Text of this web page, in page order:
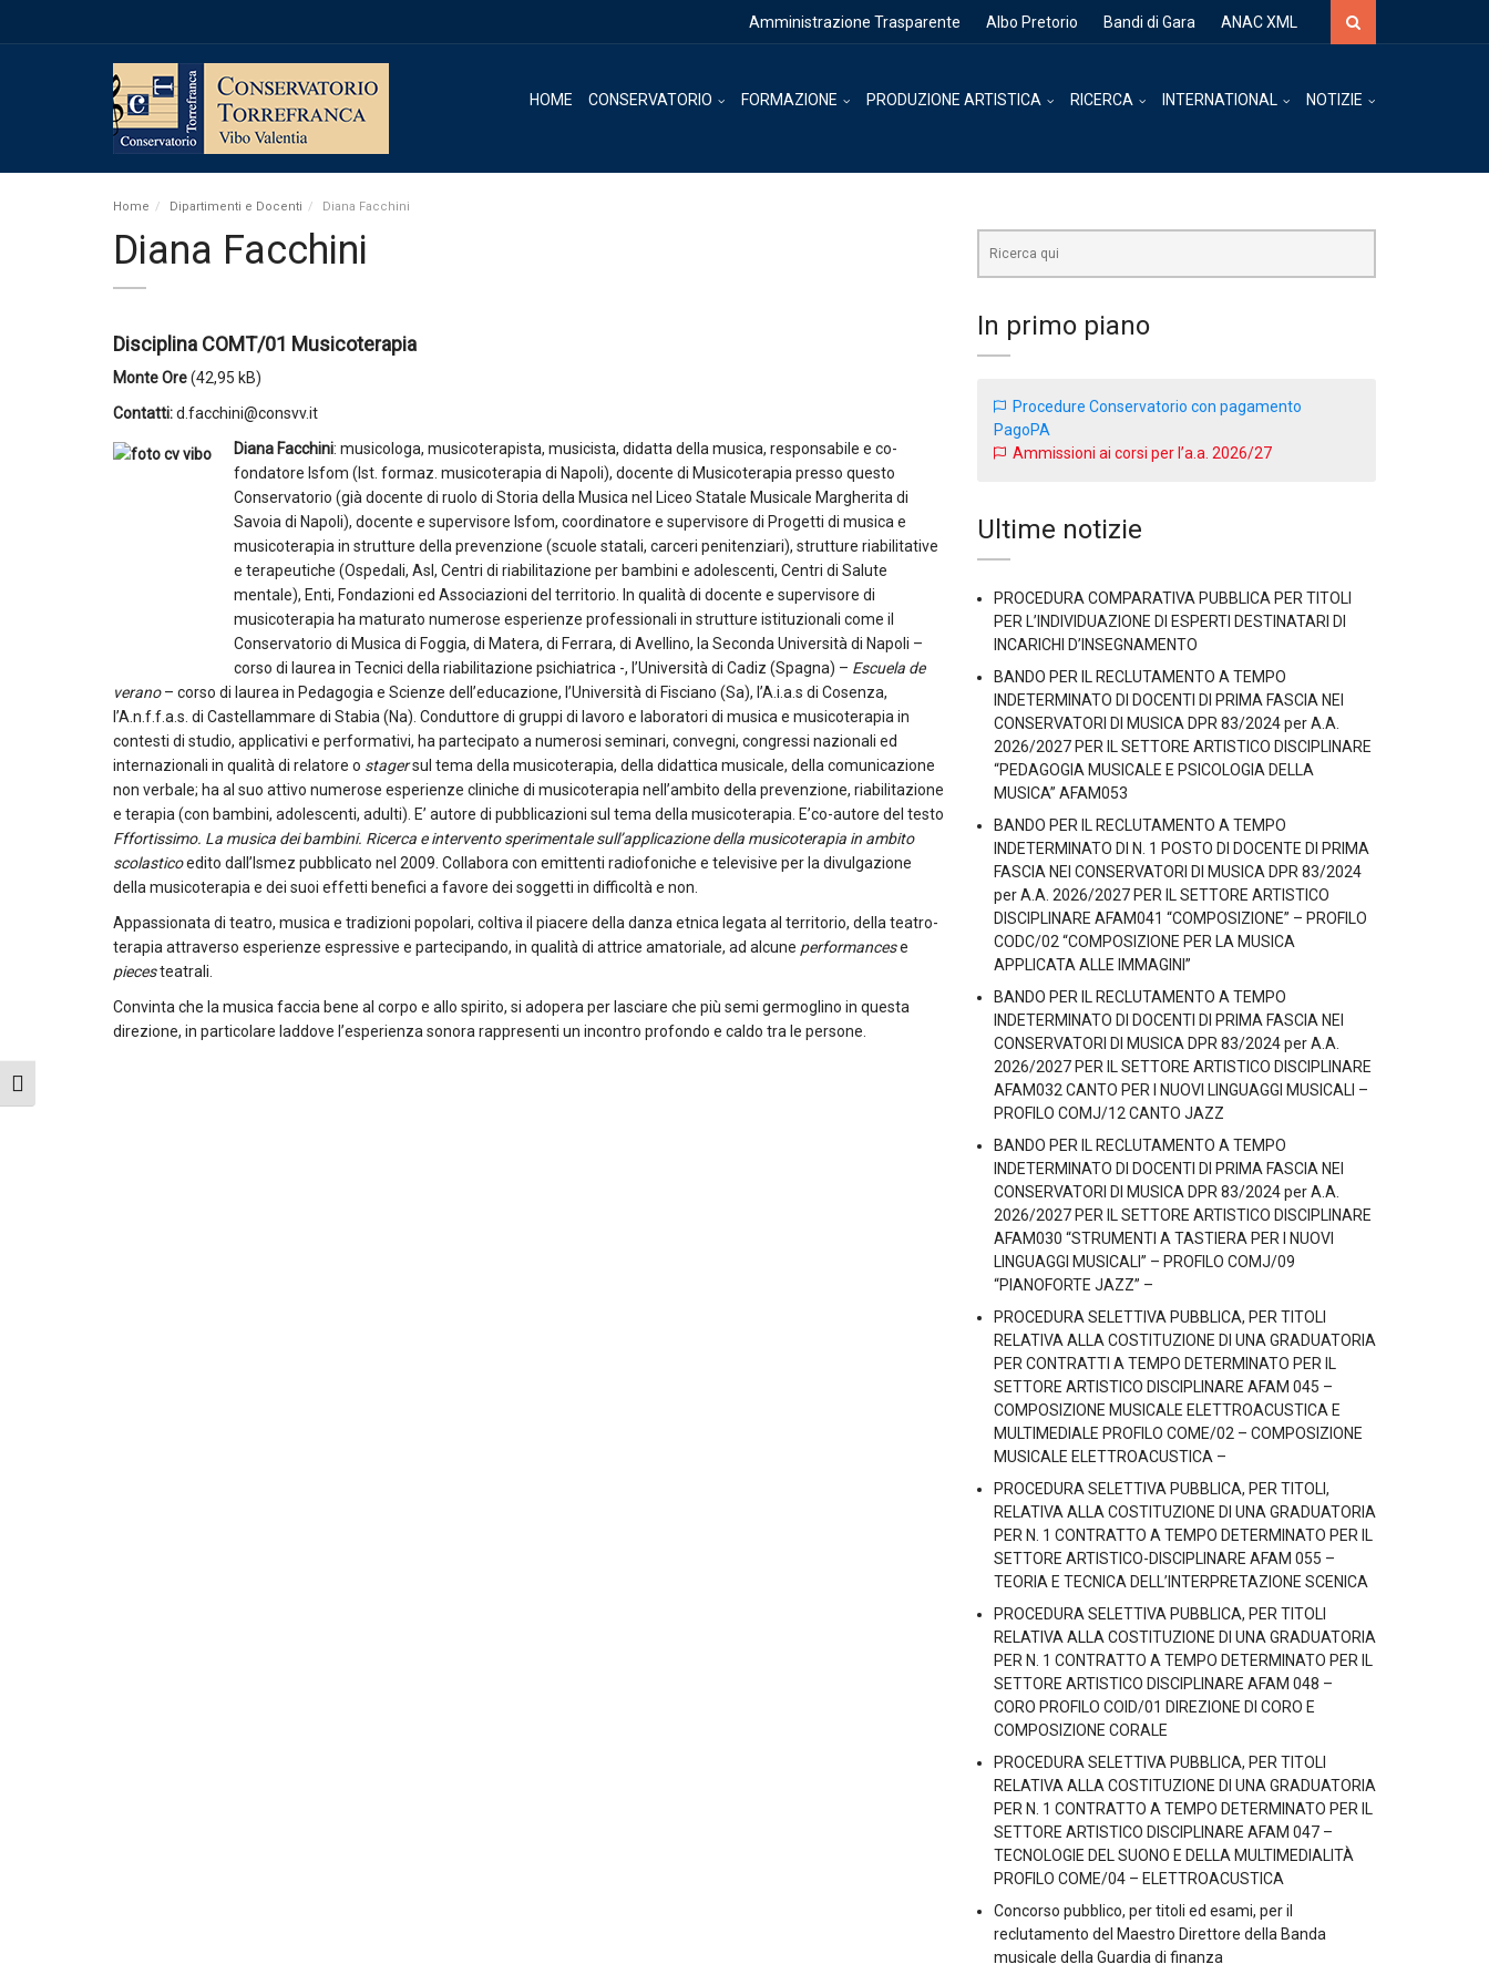
Attiva/disattiva dimensione testo
Cerca
Amministrazione Trasparente Albo Pretorio Bandi di Gara ANAC XML
HOME CONSERVATORIO FORMAZIONE PRODUZIONE ARTISTICA RICERCA INTERNATIONAL NOTIZIE
Home Dipartimenti e Docenti Diana Facchini
Diana Facchini
Disciplina COMT/01 Musicoterapia
MonteOre
Contatti:d.facchini@consvv.it
Diana Facchini: musicologa, musicoterapista, musicista, didatta della musica, responsabile e co-
fondatore Isfom (Ist. formaz. musicoterapia di Napoli), docente di Musicoterapia presso questo
Conservatorio (già docente di ruolo di Storia della Musica nel Liceo Statale Musicale Margherita di
Savoia di Napoli), docente e supervisore Isfom, coordinatore e supervisore di Progetti di musica e
musicoterapia in strutture della prevenzione (scuole statali, carceri penitenziari), strutture riabilitative
e terapeutiche (Ospedali, Asl, Centri di riabilitazione per bambini e adolescenti, Centri di Salute
mentale), Enti, Fondazioni ed Associazioni del territorio. In qualità di docente e supervisore di
musicoterapia ha maturato numerose esperienze professionali in strutture istituzionali come il
Conservatorio di Musica di Foggia, di Matera, di Ferrara, di Avellino, la Seconda Università di Napoli –
corso di laurea in Tecnici della riabilitazione psichiatrica -, l’Università di Cadiz (Spagna) – Escuela de
verano– corso di laurea in Pedagogia e Scienze dell’educazione, l’Università di Fisciano (Sa), l’A.i.a.s di Cosenza,
l’A.n.f.f.a.s. di Castellammare di Stabia (Na). Conduttore di gruppi di lavoro e laboratori di musica e musicoterapia in
contesti di studio, applicativi e performativi, ha partecipato a numerosi seminari, convegni, congressi nazionali ed
internazionali in qualità di relatore o stagersul tema della musicoterapia, della didattica musicale, della comunicazione
non verbale; ha al suo attivo numerose esperienze cliniche di musicoterapia nell’ambito della prevenzione, riabilitazione
e terapia (con bambini, adolescenti, adulti). E’ autore di pubblicazioni sul tema della musicoterapia. E’co-autore del testo
Fffortissimo. La musica dei bambini. Ricerca e intervento sperimentale sull’applicazione della musicoterapia in ambito
scolasticoedito dall’Ismez pubblicato nel 2009. Collabora con emittenti radiofoniche e televisive per la divulgazione
della musicoterapia e dei suoi effetti benefici a favore dei soggetti in difficoltà e non.
Appassionata di teatro, musica e tradizioni popolari, coltiva il piacere della danza etnica legata al territorio, della teatro-
terapia attraverso esperienze espressive e partecipando, in qualità di attrice amatoriale, ad alcune performancese
piecesteatrali.
Convinta che la musica faccia bene al corpo e allo spirito, si adopera per lasciare che più semi germoglino in questa
direzione, in particolare laddove l’esperienza sonora rappresenti un incontro profondo e caldo tra le persone.
In primo piano
Procedure Conservatorio con pagamento
PagoPA
Ammissioni ai corsi per l’a.a. 2026/27
Ultime notizie
PROCEDURA COMPARATIVA PUBBLICA PER TITOLI
PER L’INDIVIDUAZIONE DI ESPERTI DESTINATARI DI
INCARICHI D’INSEGNAMENTO
BANDO PER IL RECLUTAMENTO A TEMPO
INDETERMINATO DI DOCENTI DI PRIMA FASCIA NEI
CONSERVATORI DI MUSICA DPR 83/2024 per A.A.
2026/2027 PER IL SETTORE ARTISTICO DISCIPLINARE
“PEDAGOGIA MUSICALE E PSICOLOGIA DELLA
MUSICA” AFAM053
BANDO PER IL RECLUTAMENTO A TEMPO
INDETERMINATO DI N. 1 POSTO DI DOCENTE DI PRIMA
FASCIA NEI CONSERVATORI DI MUSICA DPR 83/2024
per A.A. 2026/2027 PER IL SETTORE ARTISTICO
DISCIPLINARE AFAM041 “COMPOSIZIONE” – PROFILO
CODC/02 “COMPOSIZIONE PER LA MUSICA
APPLICATA ALLE IMMAGINI”
BANDO PER IL RECLUTAMENTO A TEMPO
INDETERMINATO DI DOCENTI DI PRIMA FASCIA NEI
CONSERVATORI DI MUSICA DPR 83/2024 per A.A.
2026/2027 PER IL SETTORE ARTISTICO DISCIPLINARE
AFAM032 CANTO PER I NUOVI LINGUAGGI MUSICALI –
PROFILO COMJ/12 CANTO JAZZ
BANDO PER IL RECLUTAMENTO A TEMPO
INDETERMINATO DI DOCENTI DI PRIMA FASCIA NEI
CONSERVATORI DI MUSICA DPR 83/2024 per A.A.
2026/2027 PER IL SETTORE ARTISTICO DISCIPLINARE
AFAM030 “STRUMENTI A TASTIERA PER I NUOVI
LINGUAGGI MUSICALI” – PROFILO COMJ/09
“PIANOFORTE JAZZ” –
PROCEDURA SELETTIVA PUBBLICA, PER TITOLI
RELATIVA ALLA COSTITUZIONE DI UNA GRADUATORIA
PER CONTRATTI A TEMPO DETERMINATO PER IL
SETTORE ARTISTICO DISCIPLINARE AFAM 045 –
COMPOSIZIONE MUSICALE ELETTROACUSTICA E
MULTIMEDIALE PROFILO COME/02 – COMPOSIZIONE
MUSICALE ELETTROACUSTICA –
PROCEDURA SELETTIVA PUBBLICA, PER TITOLI,
RELATIVA ALLA COSTITUZIONE DI UNA GRADUATORIA
PER N. 1 CONTRATTO A TEMPO DETERMINATO PER IL
SETTORE ARTISTICO-DISCIPLINARE AFAM 055 –
TEORIA E TECNICA DELL’INTERPRETAZIONE SCENICA
PROCEDURA SELETTIVA PUBBLICA, PER TITOLI
RELATIVA ALLA COSTITUZIONE DI UNA GRADUATORIA
PER N. 1 CONTRATTO A TEMPO DETERMINATO PER IL
SETTORE ARTISTICO DISCIPLINARE AFAM 048 –
CORO PROFILO COID/01 DIREZIONE DI CORO E
COMPOSIZIONE CORALE
PROCEDURA SELETTIVA PUBBLICA, PER TITOLI
RELATIVA ALLA COSTITUZIONE DI UNA GRADUATORIA
PER N. 1 CONTRATTO A TEMPO DETERMINATO PER IL
SETTORE ARTISTICO DISCIPLINARE AFAM 047 –
TECNOLOGIE DEL SUONO E DELLA MULTIMEDIALITÀ
PROFILO COME/04 – ELETTROACUSTICA
Concorso pubblico, per titoli ed esami, per il
reclutamento del Maestro Direttore della Banda
musicale della Guardia di finanza